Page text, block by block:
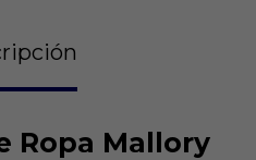
Ropa Mallory